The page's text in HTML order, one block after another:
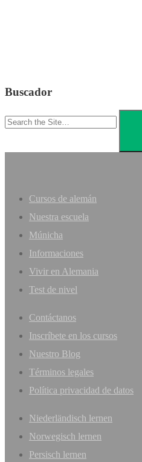
Buscador
Search
for:
Cursos de alemán
Nuestra escuela
Múnicha
Informaciones
Vivir en Alemania
Test de nivel
Contáctanos
Inscríbete en los cursos
Nuestro Blog
Términos legales
Política privacidad de datos
Niederländisch lernen
Norwegisch lernen
Persisch lernen